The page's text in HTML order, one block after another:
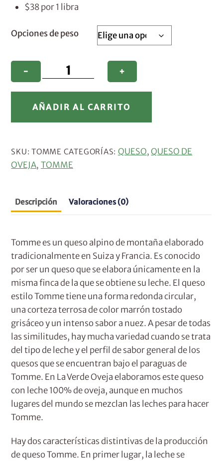
$38 por 1 libra
Opciones de peso
−
Tomme
cantidad
+
AÑADIR AL CARRITO
l
t
n
a
i
v
e
:
SKU:TOMME CATEGORÍAS: QUESO,QUESO DE
OVEJA, TOMME
Descripción Valoraciones (0)
Tomme es un queso alpino de montaña elaborado
tradicionalmente en Suiza y Francia. Es conocido
por ser un queso que se elabora únicamente en la
misma finca de la que se obtiene su leche. El queso
estilo Tomme tiene una forma redonda circular,
una corteza terrosa de color marrón tostado
grisáceo y un intenso sabor a nuez. A pesar de todas
las similitudes, hay mucha variedad cuando se trata
del tipo de leche y el perfil de sabor general de los
quesos que se encuentran bajo el paraguas de
Tomme. En La Verde Oveja elaboramos este queso
con leche 100% de oveja, aunque en muchos
lugares del mundo se mezclan las leches para hacer
Tomme.
Hay dos características distintivas de la producción
de queso Tomme. En primer lugar, la leche se